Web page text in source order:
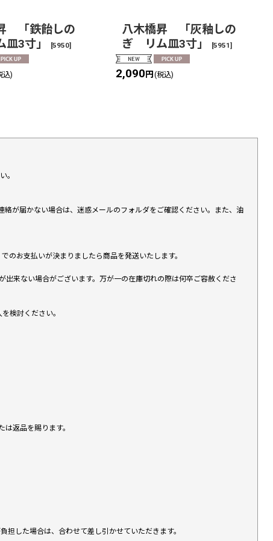
「鉄飴しの
3寸」
[5950]
込)
八木橋昇 「灰釉しの
ぎ リム皿3寸」
[5951]
2,090円 (税込)
。
が届かない場合は、迷惑メールのフォルダをご確認ください。また、油
のお支払いが決まりましたら商品を発送いたします。
来ない場合がございます。万が一の在庫切れの際は何卒ご容赦くださ
検討ください。
返品を賜ります。
した場合は、合わせて差し引かせていただきます。